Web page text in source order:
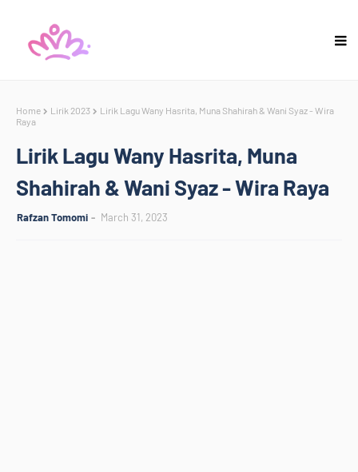
Home Lirik 2023
Lirik Lagu Wany Hasrita, Muna Shahirah & Wani Syaz - Wira
Raya
Lirik Lagu Wany Hasrita, Muna
Shahirah & Wani Syaz - Wira Raya
Rafzan Tomomi March 31, 2023